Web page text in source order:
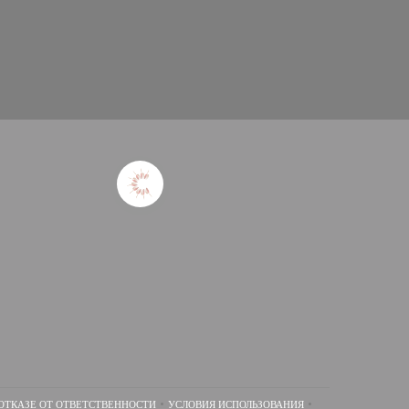
ОТ ОТВЕТСТВЕННОСТИ УСЛОВИЯ ИСПОЛЬЗОВАНИЯ